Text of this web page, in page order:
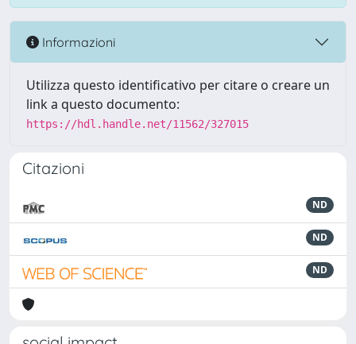
Informazioni
Utilizza questo identificativo per citare o creare un
link a questo documento:
https://hdl.handle.net/11562/327015
Citazioni
ND
ND
ND